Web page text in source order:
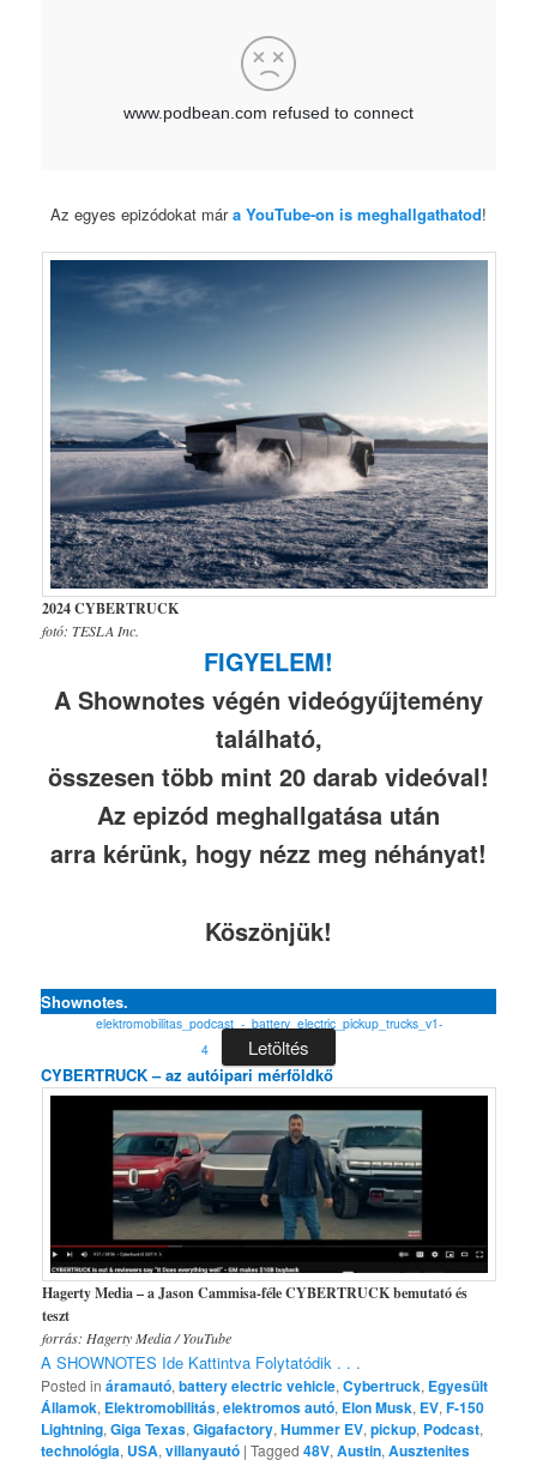
Az egyes epizódokat mára YouTube-on is meghallgathatod!
2024 CYBERTRUCK
fotó: TESLA Inc.
FIGYELEM!
A Shownotes végén videógyűjtemény
található,
összesen több mint 20 darab videóval!
Az epizód meghallgatása után
arra kérünk, hogy nézz meg néhányat!
Köszönjük!
Shownotes.
elektromobilitas_podcast_-_battery_electric_pickup_trucks_v1-
4
Letöltés
CYBERTRUCK – az autóipari mérföldkő
Hagerty Media – a Jason Cammisa-féle CYBERTRUCK bemutató és
teszt
forrás: Hagerty Media / YouTube
A SHOWNOTES Ide Kattintva Folytatódik . . .
Posted in áramautó,battery electric vehicle,Cybertruck, Egyesült
Államok, Elektromobilitás,elektromos autó, Elon Musk, EV,F-150
Lightning,Giga Texas,Gigafactory,Hummer EV,pickup, Podcast,
technológia, USA,villanyautó |Tagged 48V,Austin,Ausztenites